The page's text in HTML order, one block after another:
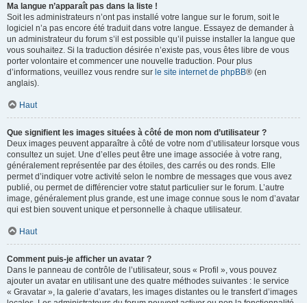
Ma langue n’apparaît pas dans la liste !
Soit les administrateurs n’ont pas installé votre langue sur le forum, soit le
logiciel n’a pas encore été traduit dans votre langue. Essayez de demander à
un administrateur du forum s’il est possible qu’il puisse installer la langue que
vous souhaitez. Si la traduction désirée n’existe pas, vous êtes libre de vous
porter volontaire et commencer une nouvelle traduction. Pour plus
d’informations, veuillez vous rendre sur le site internet de phpBB® (en
anglais).
Haut
Que signifient les images situées à côté de mon nom d’utilisateur ?
Deux images peuvent apparaître à côté de votre nom d’utilisateur lorsque vous
consultez un sujet. Une d’elles peut être une image associée à votre rang,
généralement représentée par des étoiles, des carrés ou des ronds. Elle
permet d’indiquer votre activité selon le nombre de messages que vous avez
publié, ou permet de différencier votre statut particulier sur le forum. L’autre
image, généralement plus grande, est une image connue sous le nom d’avatar
qui est bien souvent unique et personnelle à chaque utilisateur.
Haut
Comment puis-je afficher un avatar ?
Dans le panneau de contrôle de l’utilisateur, sous « Profil », vous pouvez
ajouter un avatar en utilisant une des quatre méthodes suivantes : le service
« Gravatar », la galerie d’avatars, les images distantes ou le transfert d’images